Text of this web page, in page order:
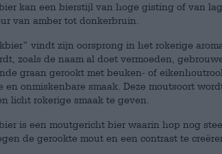
kan een bierstijl van hoge gisting of van
van amber tot donkerbruin.
vindt zijn oorsprong in het rokerige
zoals de naam al doet vermoeden,
graan gerookt met beuken- of
en onmiskenbare smaak. Deze moutsoort
licht rokerige smaak te geven.
is een moutgericht bier waarin hop nog
de gerookte mout en een contrast te